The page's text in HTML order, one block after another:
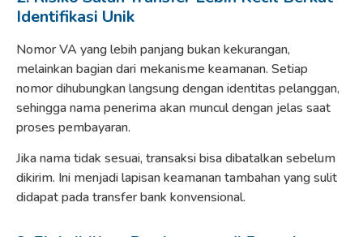
Identifikasi Unik
Nomor VA yang lebih panjang bukan kekurangan,
melainkan bagian dari mekanisme keamanan. Setiap
nomor dihubungkan langsung dengan identitas pelanggan,
sehingga nama penerima akan muncul dengan jelas saat
proses pembayaran.
Jika nama tidak sesuai, transaksi bisa dibatalkan sebelum
dikirim. Ini menjadi lapisan keamanan tambahan yang sulit
didapat pada transfer bank konvensional.